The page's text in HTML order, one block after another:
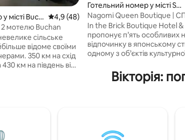
місті Buch Середня оцінка: 4,9 з 5, відгуки: 48
4,9 (48)
мотелю Buchan
сільське
відоме своїми
350 км на схід
км на південь від
номери, в кожній
Готельний номер у місті St
Kilda
Nagomi Queen Boutique |
Паркування
In the Brick Boutique Hotel &
пропонує п’ять особливих
відпочинку в японському
одному з об’єктів
Nagomi – затишного
1 спальнею та 1 ванною
мінімалістичний дизайн і
Вікторія: